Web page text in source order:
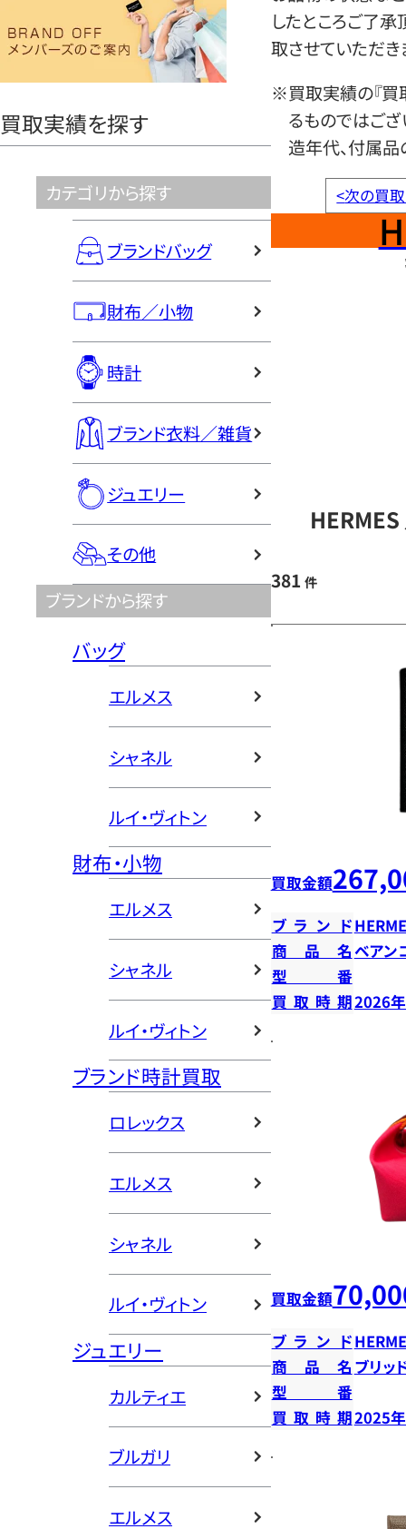
ヤ
買取実績を探す
カテゴリから探す
ブランドバッグ
財布／小物
時計
ブランド衣料／雑貨
ジュエリー
その他
ブランドから探す
バッグ
エルメス
シャネル
ルイ・ヴィトン
財布・小物
エルメス
シャネル
ルイ・ヴィトン
ブランド時計買取
ロレックス
エルメス
シャネル
ルイ・ヴィトン
ジュエリー
カルティエ
ブルガリ
エルメス
したところご了
取させていただき
※買取実績の『買
るものではござ
造年代、付属品
<次の買
381 件
買取金額
ブランド
商品名ベアン
型番
買取時期2026
買取金額
ブランド
商品名 ブリッ
型番
買取時期2025